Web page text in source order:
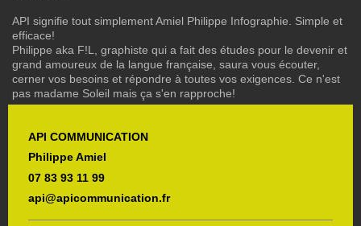
API signifie tout simplement Amiel Philippe Infographie. Simple et
efficace!
Philippe aka F!L, graphiste qui a fait des études pour le devenir et
grand amoureux de la langue française, saura vous écouter,
cerner vos besoins et répondre à toutes vos exigences. Ce n'est
pas madame Soleil mais ça s'en rapproche!
API COMMUNICATION
Philippe Amiel
07 83 93 11 99
api@apicommunication.fr